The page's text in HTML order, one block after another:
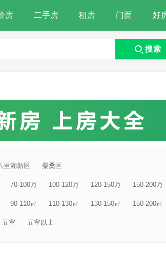
房 二手房 租房 门面 好
搜索
里湖新区 柴桑区
70-100万 100-120万 120-150万 150-200万
90-110㎡ 110-130㎡ 130-150㎡ 150-200㎡
五室 五室以上